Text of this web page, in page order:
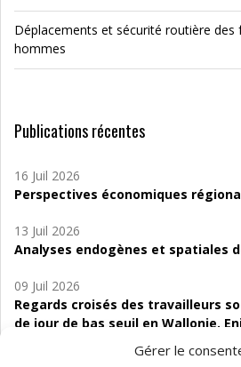
Gérer le
Déplacements et sécurité routière des
hommes
Publications récentes
16 Juil 2026
Perspectives économiques
13 Juil 2026
Analyses endogènes et spatiales de
09 Juil 2026
Regards croisés des travailleurs
de jour de bas seuil en Wallonie.